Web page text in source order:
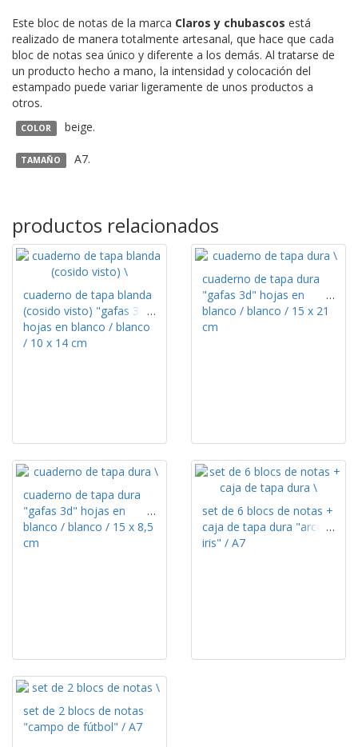
Este bloc de notas de la marca Claros y chubascos está
realizado de manera totalmente artesanal, que hace que cada
bloc de notas sea único y diferente a los demás. Al tratarse de
un producto hecho a mano, la intensidad y colocación del
estampado puede variar ligeramente de unos productos a
otros.
COLOR beige.
TAMAÑO A7.
productos relacionados
cuaderno de tapa blanda
(cosido visto) "gafas 3d"
hojas en blanco / blanco
/ 10 x 14 cm
cuaderno de tapa dura
"gafas 3d" hojas en
blanco / blanco / 15 x 21
cm
cuaderno de tapa dura
"gafas 3d" hojas en
blanco / blanco / 15 x 8,5
cm
set de 6 blocs de notas +
caja de tapa dura "arco
iris" / A7
set de 2 blocs de notas
"campo de fútbol" / A7